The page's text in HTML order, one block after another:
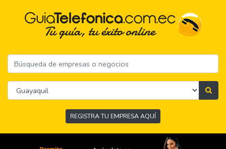
REGISTRA TU EMPRESA AQUÍ